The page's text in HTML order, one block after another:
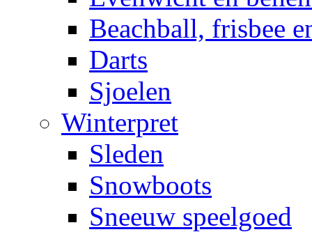
Beachball, frisbee
Darts
Sjoelen
Winterpret
Sleden
Snowboots
Sneeuw speelgoed